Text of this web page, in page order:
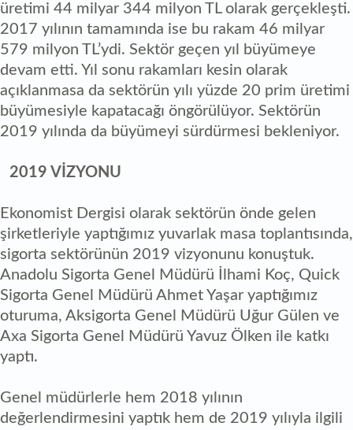
üretimi 44 milyar 344 milyon TL olarak gerçekleşti.
2017 yılının tamamında ise bu rakam 46 milyar
579 milyon TL’ydi. Sektör geçen yıl büyümeye
devam etti. Yıl sonu rakamları kesin olarak
açıklanmasa da sektörün yılı yüzde 20 prim üretimi
büyümesiyle kapatacağı öngörülüyor. Sektörün
2019 yılında da büyümeyi sürdürmesi bekleniyor.
2019 VİZYONU
Ekonomist Dergisi olarak sektörün önde gelen
şirketleriyle yaptığımız yuvarlak masa toplantısında,
sigorta sektörünün 2019 vizyonunu konuştuk.
Anadolu Sigorta Genel Müdürü İlhami Koç, Quick
Sigorta Genel Müdürü Ahmet Yaşar yaptığımız
oturuma, Aksigorta Genel Müdürü Uğur Gülen ve
Axa Sigorta Genel Müdürü Yavuz Ölken ile katkı
yaptı.
Genel müdürlerle hem 2018 yılının
değerlendirmesini yaptık hem de 2019 yılıyla ilgili